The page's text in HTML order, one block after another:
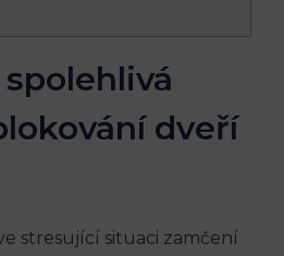
spolehlivá
dveří
stresující situaci zamčení